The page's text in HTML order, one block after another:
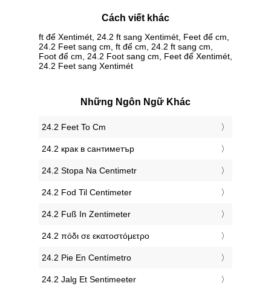
Cách viết khác
ft để Xentimét, 24.2 ft sang Xentimét, Feet để cm,
24.2 Feet sang cm, ft để cm, 24.2 ft sang cm,
Foot để cm, 24.2 Foot sang cm, Feet để Xentimét,
24.2 Feet sang Xentimét
Những Ngôn Ngữ Khác
‎24.2 Feet To Cm
‎24.2 крак в сантиметър
‎24.2 Stopa Na Centimetr
‎24.2 Fod Til Centimeter
‎24.2 Fuß In Zentimeter
‎24.2 πόδι σε εκατοστόμετρο
‎24.2 Pie En Centímetro
‎24.2 Jalg Et Sentimeeter